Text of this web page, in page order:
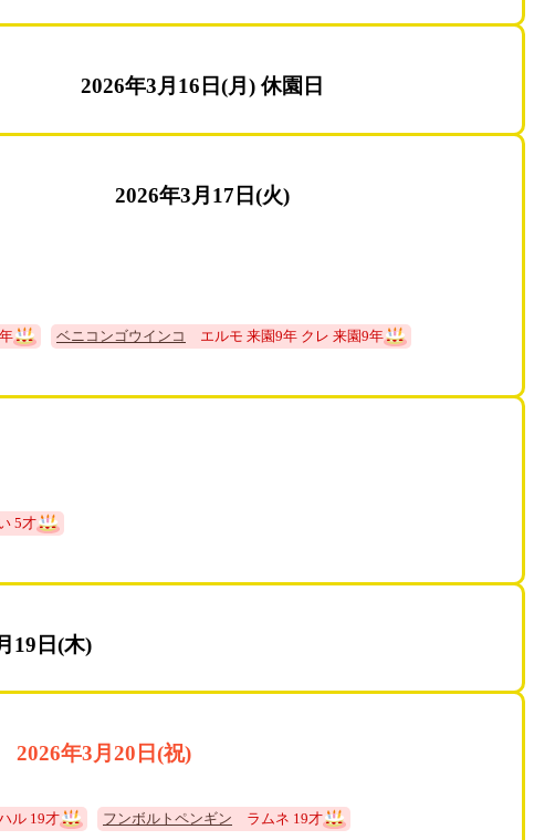
2026年3月16日(月) 休園日
2026年3月17日(火)
ベニコンゴウインコ エルモ 来園9年 クレ 来園9年
5才
19日(木)
2026年3月20日(祝)
ル 19才 フンボルトペンギン ラムネ 19才